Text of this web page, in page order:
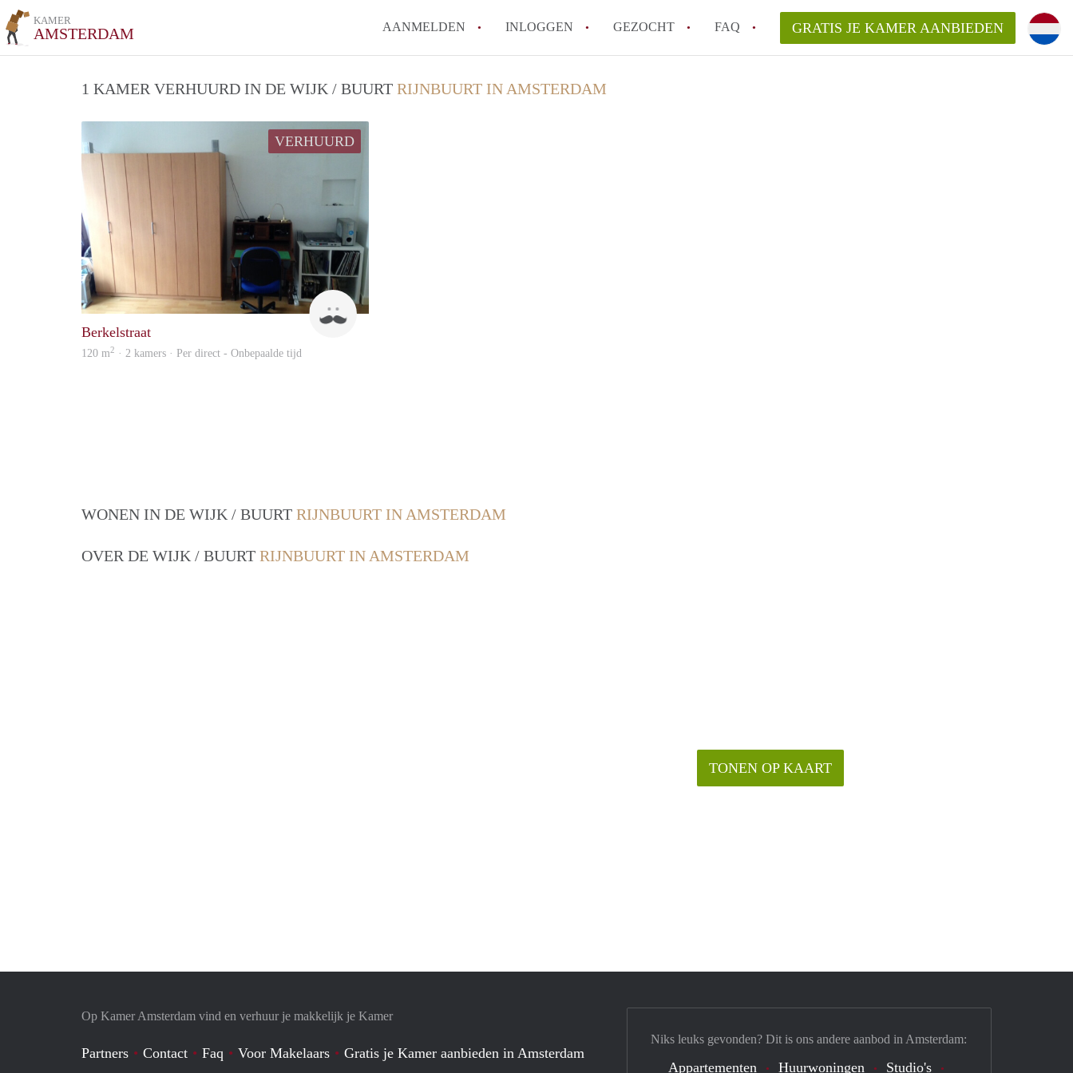
KAMER
AMSTERDAM AANMELDEN INLOGGEN GEZOCHT FAQ
Wat is het puntensysteem voor een onzelfstandige woonruimte (kamer) in
GRATIS JE KAMER AANBIEDEN
1 KAMER VERHUURD IN DE WIJK / BUURT RIJNBUURT IN AMSTERDAM
VERHUURD
Nicky
Berkelstraat
120 m2 · 2 kamers · Per direct - Onbepaalde tijd
WONEN IN DE WIJK / BUURT RIJNBUURT IN AMSTERDAM
OVER DE WIJK / BUURT RIJNBUURT IN AMSTERDAM
TONEN OP KAART
Op Kamer Amsterdam vind en verhuur je makkelijk je Kamer
Partners Contact Faq Voor Makelaars Gratis je Kamer aanbieden in Amsterdam
Niks leuks gevonden? Dit is ons andere aanbod in Amsterdam:
Appartementen Huurwoningen Studio's